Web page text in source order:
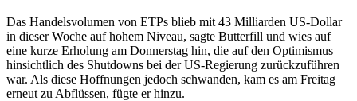
Das Handelsvolumen von ETPs blieb mit 43 Milliarden US-Dollar
in dieser Woche auf hohem Niveau, sagte Butterfill und wies auf
eine kurze Erholung am Donnerstag hin, die auf den Optimismus
hinsichtlich des Shutdowns bei der US-Regierung zurückzuführen
war. Als diese Hoffnungen jedoch schwanden, kam es am Freitag
erneut zu Abflüssen, fügte er hinzu.